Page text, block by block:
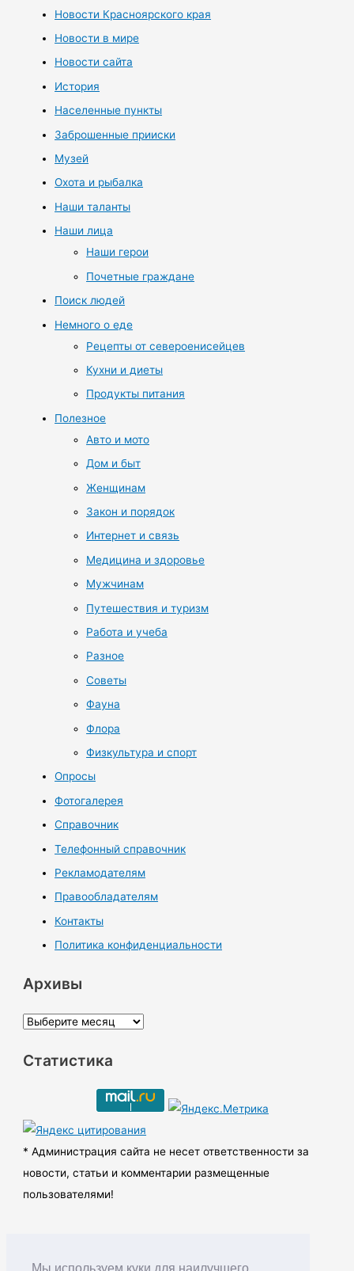
Новости Красноярского края
Новости в мире
Новости сайта
История
Населенные пункты
Заброшенные прииски
Музей
Охота и рыбалка
Наши таланты
Наши лица
Наши герои
Почетные граждане
Поиск людей
Немного о еде
Рецепты от североенисейцев
Кухни и диеты
Продукты питания
Полезное
Авто и мото
Дом и быт
Женщинам
Закон и порядок
Интернет и связь
Медицина и здоровье
Мужчинам
Путешествия и туризм
Работа и учеба
Разное
Советы
Фауна
Флора
Физкультура и спорт
Опросы
Фотогалерея
Справочник
Телефонный справочник
Рекламодателям
Правообладателям
Контакты
Политика конфиденциальности
Архивы
А
х
ы
Статистика
* Администрация сайта не несет ответственности за
новости, статьи и комментарии размещенные
пользователями!